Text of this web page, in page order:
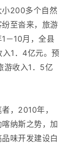
200多个自然
至沓来，旅游
－10月，全县
1．4亿元。预
游收入1．5亿
，2010年，
纳斯之势，加
味开发建设白